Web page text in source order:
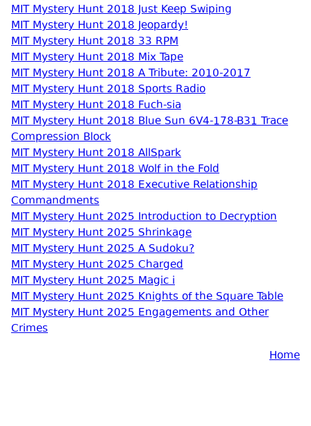
MIT Mystery Hunt 2018 Just Keep Swiping
MIT Mystery Hunt 2018 Jeopardy!
MIT Mystery Hunt 2018 33 RPM
MIT Mystery Hunt 2018 Mix Tape
MIT Mystery Hunt 2018 A Tribute: 2010-2017
MIT Mystery Hunt 2018 Sports Radio
MIT Mystery Hunt 2018 Fuch-sia
MIT Mystery Hunt 2018 Blue Sun 6V4-178-B31 Trace
Compression Block
MIT Mystery Hunt 2018 AllSpark
MIT Mystery Hunt 2018 Wolf in the Fold
MIT Mystery Hunt 2018 Executive Relationship
Commandments
MIT Mystery Hunt 2025 Introduction to Decryption
MIT Mystery Hunt 2025 Shrinkage
MIT Mystery Hunt 2025 A Sudoku?
MIT Mystery Hunt 2025 Charged
MIT Mystery Hunt 2025 Magic i
MIT Mystery Hunt 2025 Knights of the Square Table
MIT Mystery Hunt 2025 Engagements and Other
Crimes
Home